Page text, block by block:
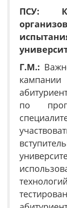
ПСУ:
Г.М.:
по